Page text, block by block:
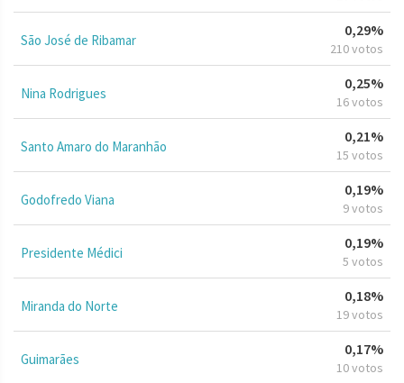
São José de Ribamar
0,29%
210 votos
Nina Rodrigues
0,25%
16 votos
Santo Amaro do Maranhão
0,21%
15 votos
Godofredo Viana
0,19%
9 votos
Presidente Médici
0,19%
5 votos
Miranda do Norte
0,18%
19 votos
Guimarães
0,17%
10 votos